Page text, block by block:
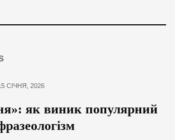
СІЧНЯ, 2026
як виник популярний